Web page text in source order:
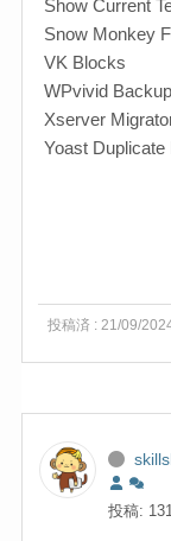
Show Current
Snow Monkey
VK Blocks
WPvivid
Xserver
Yoast Duplicate
投稿済 : 21/09/
投稿: